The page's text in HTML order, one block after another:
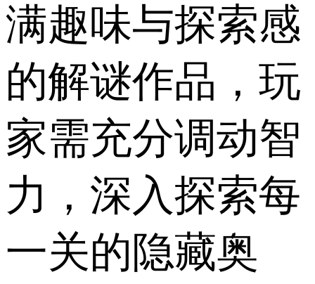
满趣味与探索感
的解谜作品，玩
家需充分调动智
力，深入探索每
一关的隐藏奥